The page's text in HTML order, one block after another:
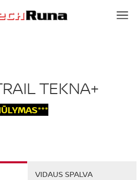
TEKNA+
VIDAUS SPALVA